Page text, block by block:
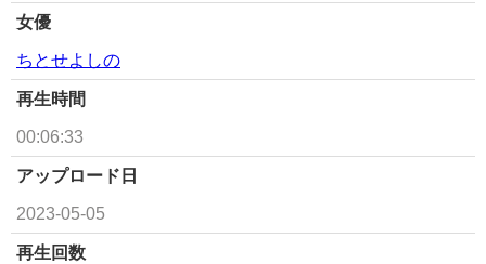
女優
ちとせよしの
再生時間
00:06:33
アップロード日
2023-05-05
再生回数